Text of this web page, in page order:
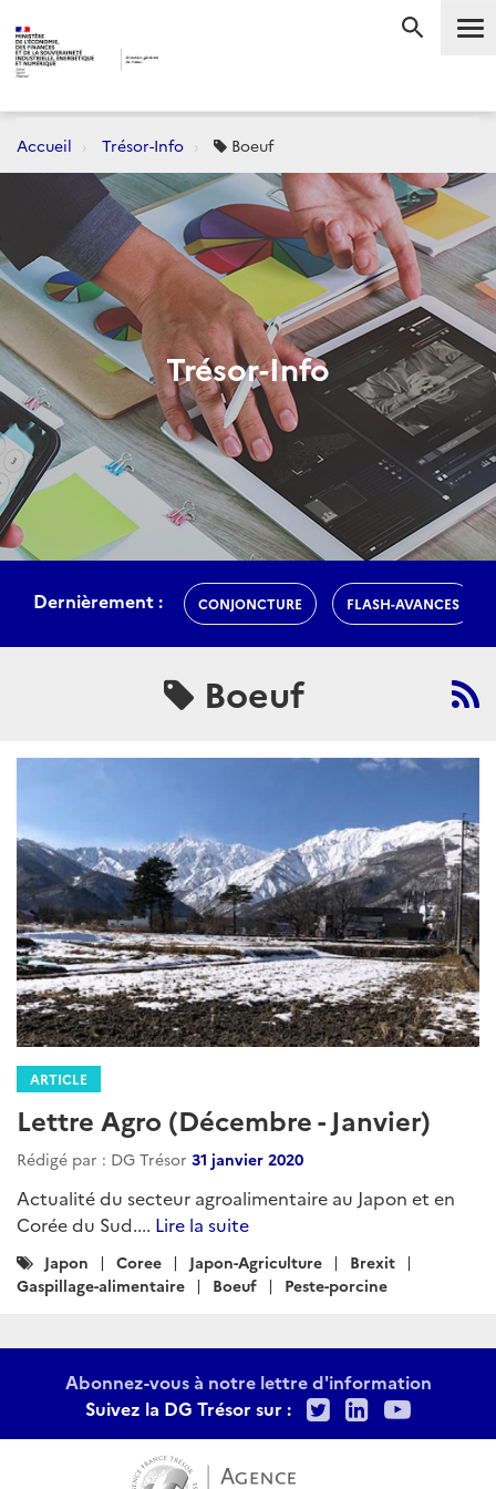
Accueil Trésor-Info Boeuf
Trésor-Info
Dernièrement : CONJONCTURE FLASH-AVANCES
Boeuf
ARTICLE
Lettre Agro (Décembre - Janvier)
Rédigé par : DG Trésor 31 janvier 2020
Actualité du secteur agroalimentaire au Japon et en
Corée du Sud.... Lire la suite
Catégories
:
Japon Coree Japon-Agriculture
Brexit
Gaspillage-alimentaire
Boeuf Peste-porcine
Abonnez-vous à notre lettre d'information
Suivez la DG Trésor sur :
TwitterLinkedIn